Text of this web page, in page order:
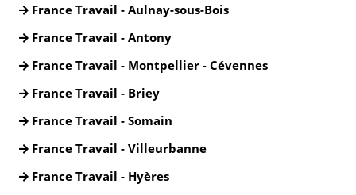
France Travail - Aulnay-sous-Bois
France Travail - Antony
France Travail - Montpellier - Cévennes
France Travail - Briey
France Travail - Somain
France Travail - Villeurbanne
France Travail - Hyères